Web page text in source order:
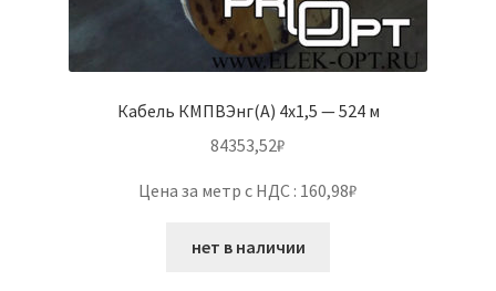
Кабель КМПВЭнг(А) 4х1,5 — 524 м
84353,52₽
Цена за метр с НДС : 160,98₽
нет в наличии